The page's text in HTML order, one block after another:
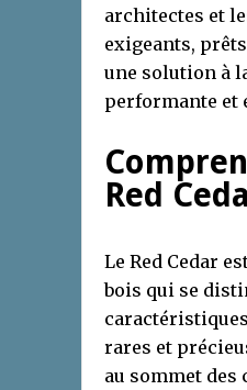
architectes et
exigeants,
une solution à
performante et
Red
Le Red Cedar
bois qui se
rares et
au sommet